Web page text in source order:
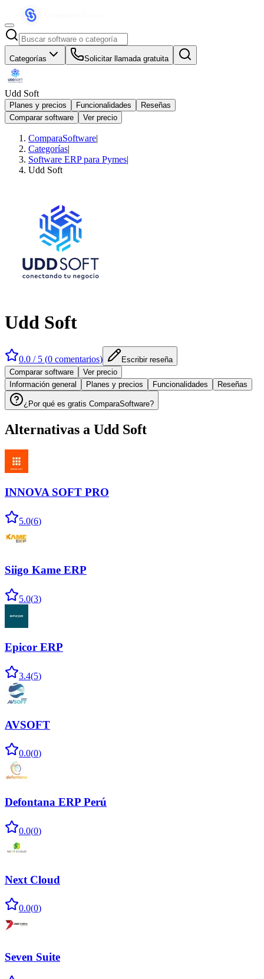
Categorías Solicitar llamada gratuita
Udd Soft
Planes y precios Funcionalidades
Reseñas
Comparar software
Ver precio
ComparaSoftware|
Categorías|
Software ERP para Pymes|
Udd Soft
Udd Soft
0.0 / 5 (0 comentarios)
Escribir reseña
Comparar software
Ver precio
Información general
Planes y precios Funcionalidades Reseñas
¿Por qué es gratis ComparaSoftware?
Alternativas a Udd Soft
INNOVA SOFT PRO
5.0(6)
Siigo Kame ERP
5.0(3)
Epicor ERP
3.4(5)
AVSOFT
0.0(0)
Defontana ERP Perú
0.0(0)
Next Cloud
0.0(0)
Seven Suite